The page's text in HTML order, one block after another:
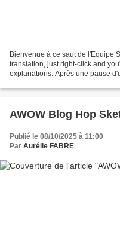
Bienvenue à ce saut de l'Equipe
translation, just right-click and
explanations. Après une pause
AWOW Blog Hop
Publié le 08/10/2025 à 11:00
Par Aurélie FABRE